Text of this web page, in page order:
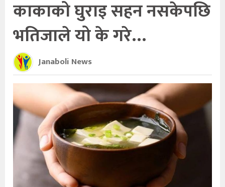
काकाको घुराइ सहन नसकेपछि
भतिजाले यो के गरे…
Janaboli News